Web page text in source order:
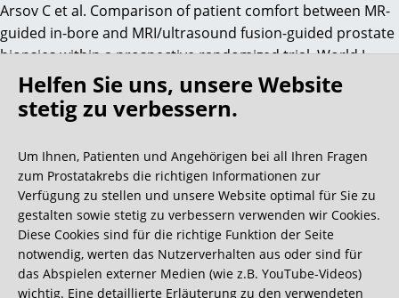
Arsov C et al. Comparison of patient comfort between MR-
guided in-bore and MRI/ultrasound fusion-guided prostate
biopsies within a prospective randomized trial. World J
Urol. 2016; 34: 215-20
Raskolnikov D et al. The role of image guided biopsy
targeting in patients with atypical small acinar
Baco E, Rud E et al. Effect of targeted biopsy guided by
elastic image fusion of MRI with 3D-TRUS on diagnosis of
anterior prostate cancer. Urol Oncol. 2014; 32: 1300-7
Franz T et al. [MRI/TRUS fusion-guided prostate biopsy :
Value in the context of focal therapy]. Urologe A. 2017; 56:
208-16
Helfen Sie uns, unsere Website
stetig zu verbessern.
Um Ihnen, Patienten und Angehörigen bei all Ihren Fragen
zum Prostatakrebs die richtigen Informationen zur
Verfügung zu stellen und unsere Website optimal für Sie zu
gestalten sowie stetig zu verbessern verwenden wir Cookies.
Diese Cookies sind für die richtige Funktion der Seite
notwendig, werten das Nutzerverhalten aus oder sind für
das Abspielen externer Medien (wie z.B. YouTube-Videos)
wichtig. Eine detaillierte Erläuterung zu den verwendeten